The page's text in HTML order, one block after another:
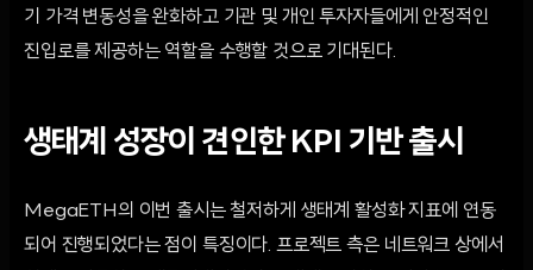
기 가격 변동성을 완화하고 기관 및 개인 투자자들에게 안정적인
진입로를 제공하는 역할을 수행할 것으로 기대된다.
생태계 성장이 견인한 KPI 기반 출시
MegaETH의 이번 출시는 철저하게 생태계 활성화 지표에 연동
되어 진행되었다는 점이 특징이다. 프로젝트 측은 네트워크 상에서